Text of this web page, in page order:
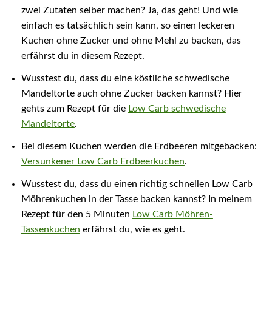
zwei Zutaten selber machen? Ja, das geht! Und wie
einfach es tatsächlich sein kann, so einen leckeren
Kuchen ohne Zucker und ohne Mehl zu backen, das
erfährst du in diesem Rezept.
Wusstest du, dass du eine köstliche schwedische
Mandeltorte auch ohne Zucker backen kannst? Hier
gehts zum Rezept für die Low Carb schwedische
Mandeltorte.
Bei diesem Kuchen werden die Erdbeeren mitgebacken:
Versunkener Low Carb Erdbeerkuchen.
Wusstest du, dass du einen richtig schnellen Low Carb
Möhrenkuchen in der Tasse backen kannst? In meinem
Rezept für den 5 Minuten Low Carb Möhren-
Tassenkuchen erfährst du, wie es geht.